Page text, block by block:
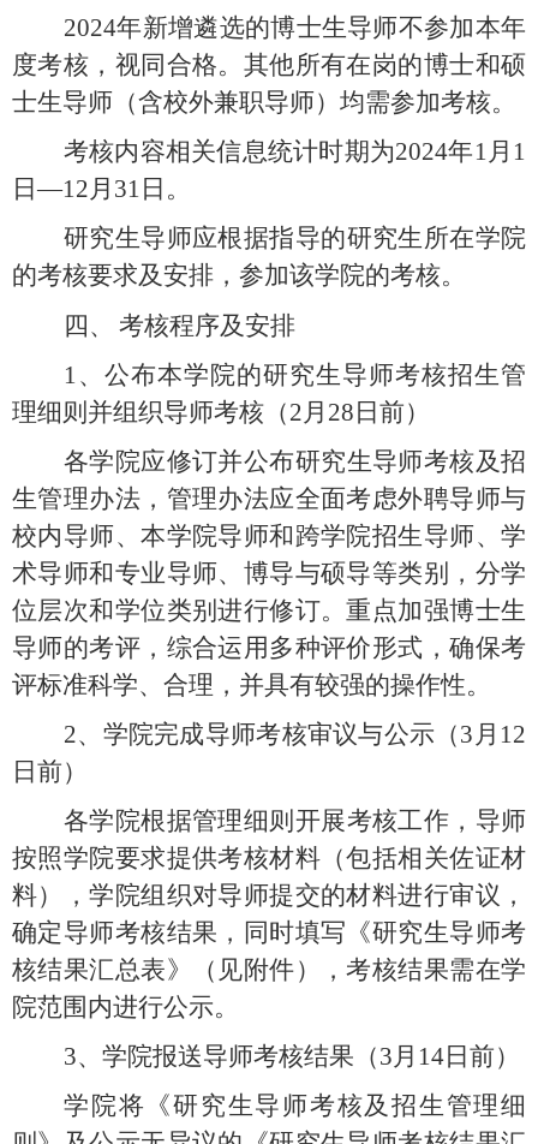
2024年新增遴选的博士生导师不参加本年
度考核，视同合格。其他所有在岗的博士和硕
士生导师（含校外兼职导师）均需参加考核。
考核内容相关信息统计时期为2024年1 月 1
日—12 月 31 日。
研究生导师应根据指导的研究生所在学院
的考核要求及安排，参加该学院的考核。
四、
考核程序及安排
1、 公布本学院的研究生导师考核招生管
理细则并组织导师考核（2 月 28 日前）
各学院应修订并公布研究生导师考核及招
生管理办法，管理办法应全面考虑外聘导师与
校内导师、本学院导师和跨学院招生导师、学
术导师和专业导师、博导与硕导等类别，分学
位层次和学位类别进行修订。重点加强博士生
导师的考评，综合运用多种评价形式，确保考
评标准科学、合理，并具有较强的操作性。
2、 学院完成导师考核审议与公示（3 月 12
日前）
各学院根据管理细则开展考核工作，导师
按照学院要求提供考核材料（包括相关佐证材
料），学院组织对导师提交的材料进行审议，
确定导师考核结果，同时填写《研究生导师考
核结果汇总表》（见附件），考核结果需在学
院范围内进行公示。
3、 学院报送导师考核结果（3 月 14日前）
学院将《研究生导师考核及招生管理细